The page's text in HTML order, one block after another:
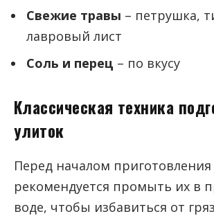
Свежие травы – петрушка,
лавровый лист
Соль и перец – по вкусу
Классическая техника
улиток
Перед началом приготовления
рекомендуется промыть их в
воде, чтобы избавиться от